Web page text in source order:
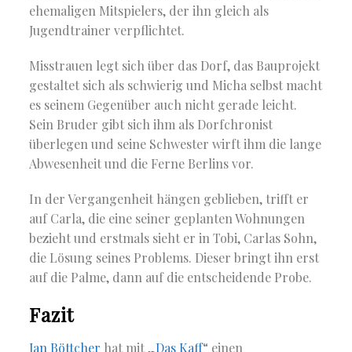
ehemaligen Mitspielers, der ihn gleich als
Jugendtrainer verpflichtet.
Misstrauen legt sich über das Dorf, das Bauprojekt
gestaltet sich als schwierig und Micha selbst macht
es seinem Gegenüber auch nicht gerade leicht.
Sein Bruder gibt sich ihm als Dorfchronist
überlegen und seine Schwester wirft ihm die lange
Abwesenheit und die Ferne Berlins vor.
In der Vergangenheit hängen geblieben, trifft er
auf Carla, die eine seiner geplanten Wohnungen
bezieht und erstmals sieht er in Tobi, Carlas Sohn,
die Lösung seines Problems. Dieser bringt ihn erst
auf die Palme, dann auf die entscheidende Probe.
Fazit
Jan Böttcher hat mit „Das Kaff“ einen